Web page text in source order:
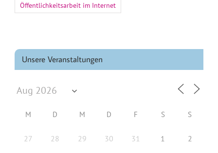
Unsere Veranstaltungen
M D M D F S S
27 28 29 30 31 1 2
Öffentlichkeitsarbeit im Internet